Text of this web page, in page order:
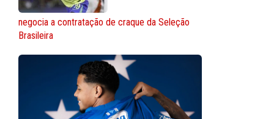
negocia a contratação de craque da Seleção
Brasileira